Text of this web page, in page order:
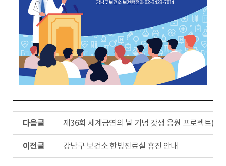
글
제36회 세계금연의 날 기념 갓생 응원 프로젝트(통
글
강남구 보건소 한방진료실 휴진 안내